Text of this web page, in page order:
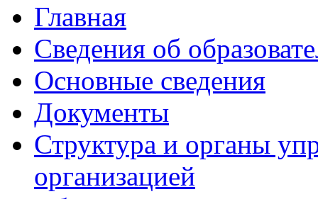
Главная
Сведения об
Основные сведения
Документы
Структура и органы
организацией